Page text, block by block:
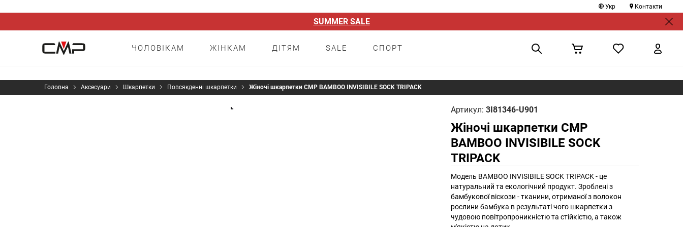
Укр Контакти
SUMMER SALE
ЧОЛОВІКАМ ЖІНКАМ ДІТЯМ SALE СПОРТ
Головна Аксесуари Шкарпетки Повсякденні шкарпетки Жіночі шкарпетки CMP BAMBOO INVISIBILE SOCK TRIPACK
Артикул: 3I81346-U901
Жіночі шкарпетки CMP
BAMBOO INVISIBILE SOCK
TRIPACK
Модель BAMBOO INVISIBILE SOCK TRIPACK - це
натуральний та екологічний продукт. Зроблені з
бамбукової віскози - тканини, отриманої з волокон
рослини бамбука в результаті чого шкарпетки з
чудовою повітропроникністю та стійкістю, а також